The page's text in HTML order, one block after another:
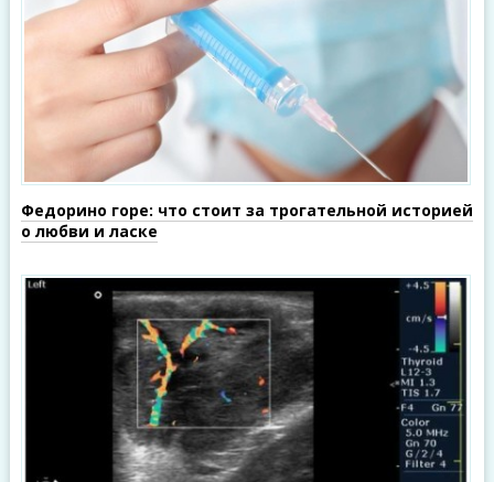
Федорино горе: что стоит за трогательной историей
о любви и ласке